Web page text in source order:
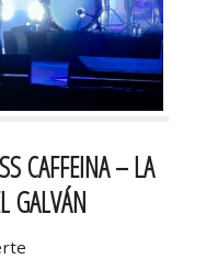
CAFFEINA – LA
GALVÁN